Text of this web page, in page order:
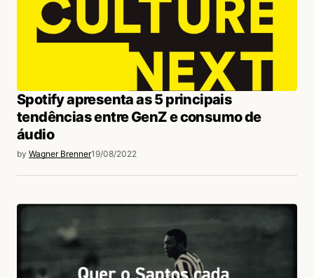
Spotify apresenta as 5 principais
tendências entre GenZ e consumo de
áudio
by Wagner Brenner19/08/2022